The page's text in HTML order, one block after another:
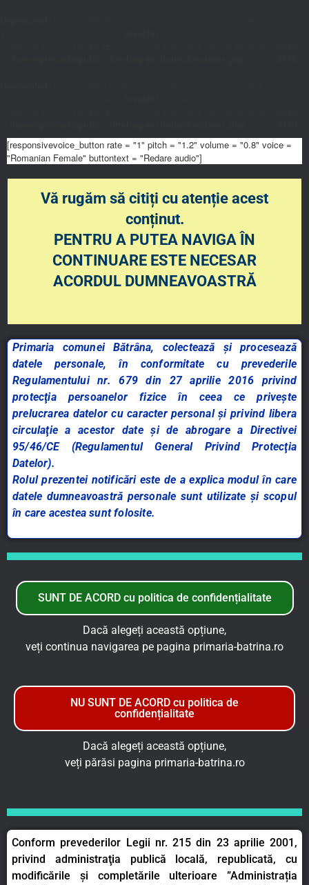
[responsivevoice_button rate = "1" pitch = "1.2" volume = "0.8" voice =
"Romanian Female" buttontext = "Redare audio"]
Vă rugăm să citiți cu atenție acest
conținut.
PENTRU A PUTEA NAVIGA ÎN
CONTINUARE ESTE NECESAR
ACORDUL DUMNEAVOASTRĂ
Primaria comunei Bătrâna, colectează și procesează
datele personale, în conformitate cu prevederile
Regulamentului nr. 679 din 27 aprilie 2016 privind
protecţia persoanelor fizice în ceea ce priveşte
prelucrarea datelor cu caracter personal şi privind libera
circulaţie a acestor date şi de abrogare a Directivei
95/46/CE (Regulamentul General Privind Protecţia
Datelor).
Rolul prezentei notificări este de a explica modul în care
datele dumneavoastră personale sunt utilizate și scopul
în care acestea sunt folosite.
SUNT DE ACORD cu politica de confidențialitate
Dacă alegeți această opțiune,
veți continua navigarea pe pagina primaria-batrina.ro
NU SUNT DE ACORD cu politica de
confidențialitate
Dacă alegeți această opțiune,
veți părăsi pagina primaria-batrina.ro
Conform prevederilor Legii nr. 215 din 23 aprilie 2001,
privind administraţia publică locală, republicată, cu
modificările şi completările ulterioare ”Administrația